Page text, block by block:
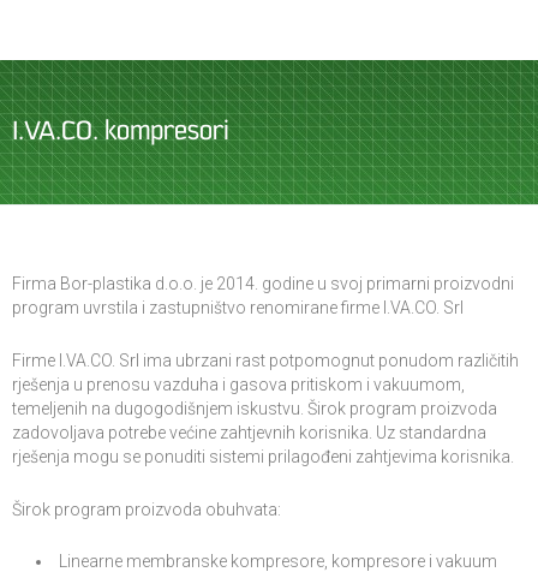
I.VA.CO. kompresori
Firma Bor-plastika d.o.o. je 2014. godine u svoj primarni proizvodni
program uvrstila i zastupništvo renomirane firme I.VA.CO. Srl
Firme I.VA.CO. Srl ima ubrzani rast potpomognut ponudom različitih
rješenja u prenosu vazduha i gasova pritiskom i vakuumom,
temeljenih na dugogodišnjem iskustvu. Širok program proizvoda
zadovoljava potrebe većine zahtjevnih korisnika. Uz standardna
rješenja mogu se ponuditi sistemi prilagođeni zahtjevima korisnika.
Širok program proizvoda obuhvata:
Linearne membranske kompresore, kompresore i vakuum